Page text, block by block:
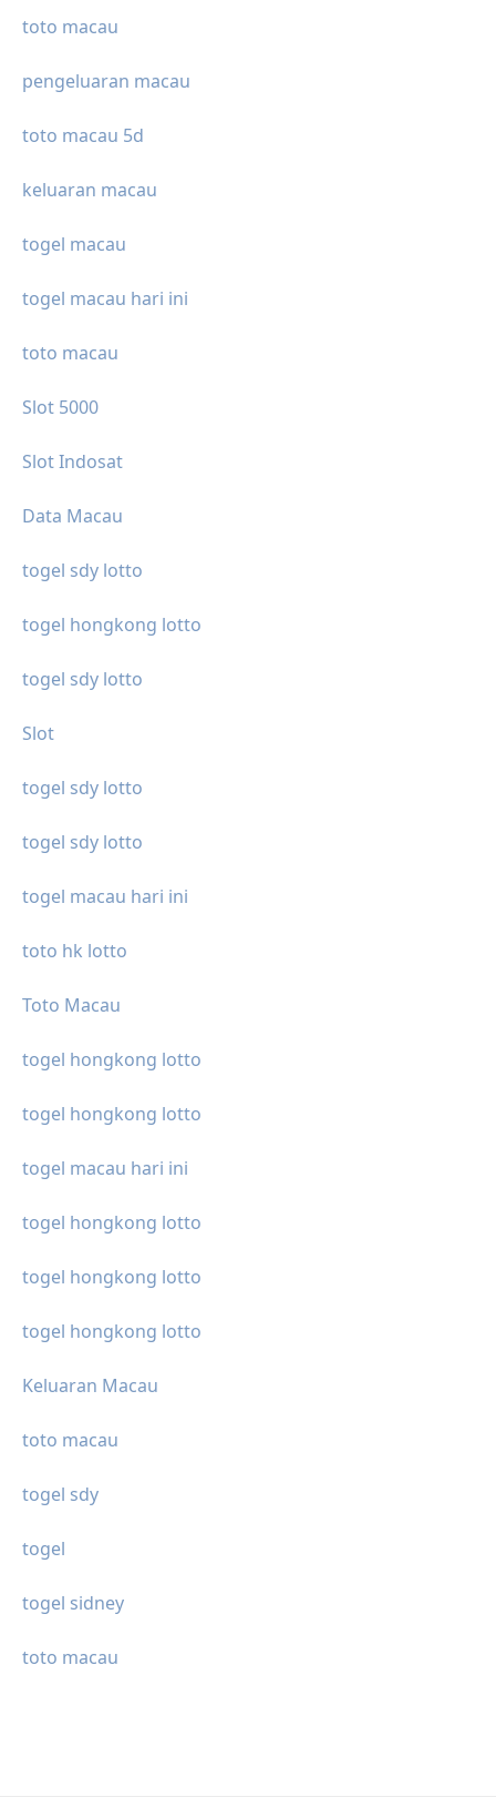
toto macau
pengeluaran macau
toto macau 5d
keluaran macau
togel macau
togel macau hari ini
toto macau
Slot 5000
Slot Indosat
Data Macau
togel sdy lotto
togel hongkong lotto
togel sdy lotto
Slot
togel sdy lotto
togel sdy lotto
togel macau hari ini
toto hk lotto
Toto Macau
togel hongkong lotto
togel hongkong lotto
togel macau hari ini
togel hongkong lotto
togel hongkong lotto
togel hongkong lotto
Keluaran Macau
toto macau
togel sdy
togel
togel sidney
toto macau